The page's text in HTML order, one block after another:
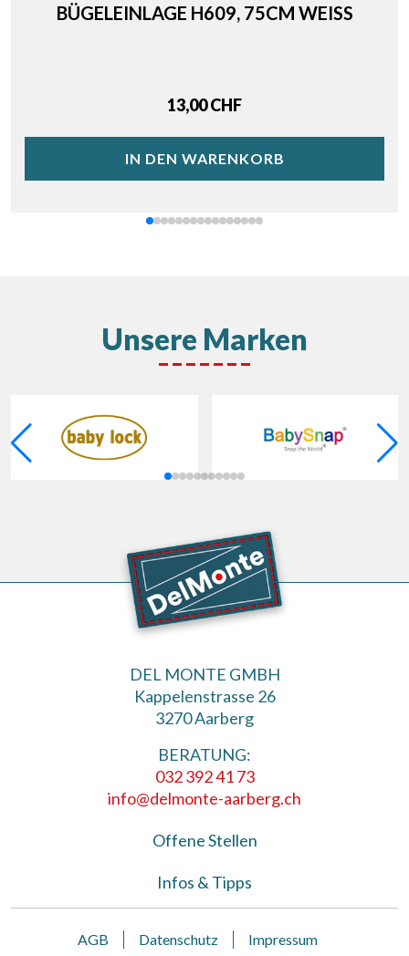
BÜGELEINLAGE H609, 75CM WEISS
13,00 CHF
IN DEN WARENKORB
Unsere Marken
DEL MONTE GMBH
Kappelenstrasse 26
3270 Aarberg
BERATUNG:
032 392 41 73
info@delmonte-aarberg.ch
Offene Stellen
Infos & Tipps
AGB Datenschutz Impressum